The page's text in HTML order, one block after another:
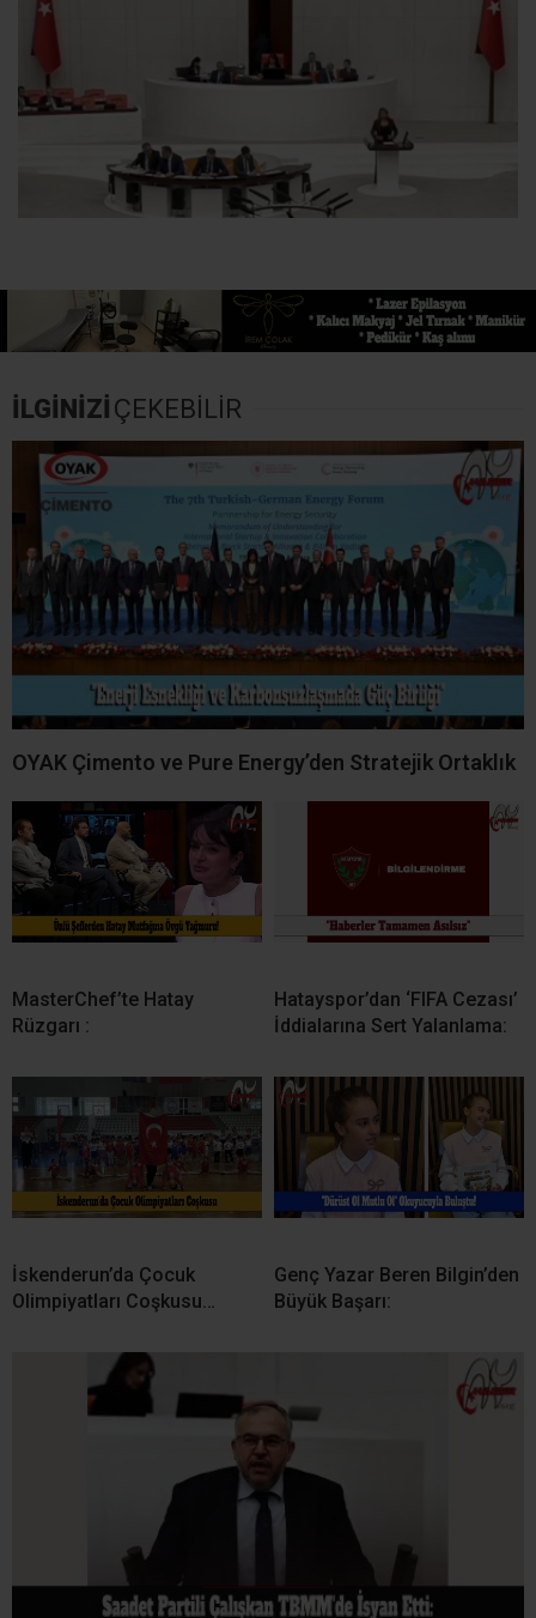
İLGİNİZİ ÇEKEBİLİR
OYAK Çimento ve Pure Energy’den Stratejik Ortaklık
MasterChef’te Hatay
Rüzgarı :
Hatayspor’dan ‘FIFA Cezası’
İddialarına Sert Yalanlama:
İskenderun’da Çocuk
Olimpiyatları Coşkusu…
Genç Yazar Beren Bilgin’den
Büyük Başarı: